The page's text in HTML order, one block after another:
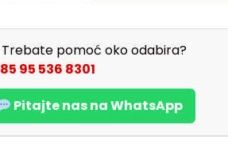
Trebate pomoć oko odabira?
95 536 8301
Pitajte nas na WhatsApp